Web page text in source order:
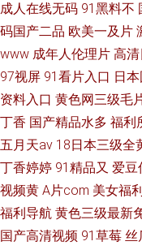
成人在线无码 91黑料不
码国产二品 欧美一及片
www 成年人伦理片 高
97视屏 91看片入口 日
资料入口 黄色网三级毛
丁香 国产精品水多 福利
五月天av 18日本三级全
丁香婷婷 91精品又 爱豆
视频黄 A片com 美女福
福利导航 黄色三级最新
国产高清视频 91草莓 丝